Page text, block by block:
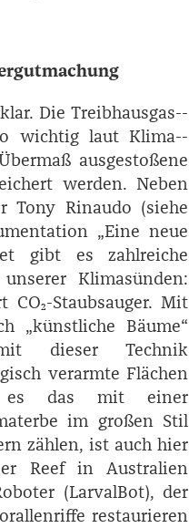
Die Treibhausgas-­
wichtig laut Klima-­
ausgestoßene
werden. Neben
­Tony ­Rinaudo (siehe
„Eine neue
gibt es zahlreiche
Klima­sünden:
Staubsauger. Mit
„künstliche Bäume“
dieser Technik
verarmte Flächen
es das mit einer
im großen Stil
zählen, ist auch hier
Reef in Australien
(­LarvalBot), der
restaurieren